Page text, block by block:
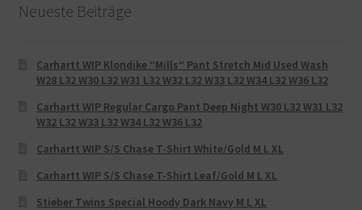
Neueste Beiträge
Carhartt WIP Klondike “Mills“ Pant Stretch Mid Used Wash
W28 L32 W30 L32 W31 L32 W32 L32 W33 L32 W34 L32 W36 L32
Carhartt WIP Regular Cargo Pant Deep Night W30 L32 W31 L32
W32 L32 W33 L32 W34 L32 W36 L32
Carhartt WIP S/S Chase T-Shirt White/Gold M L XL
Carhartt WIP S/S Chase T-Shirt Leaf/Gold M L XL
Stieber Twins Special Hoody Dark Navy M L XL